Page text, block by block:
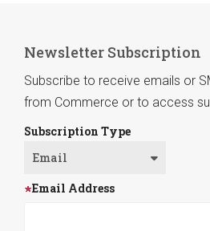
Newsletter Subscription
Subscribe to receive emails or
from Commerce or to access
Subscription Type
Email Address